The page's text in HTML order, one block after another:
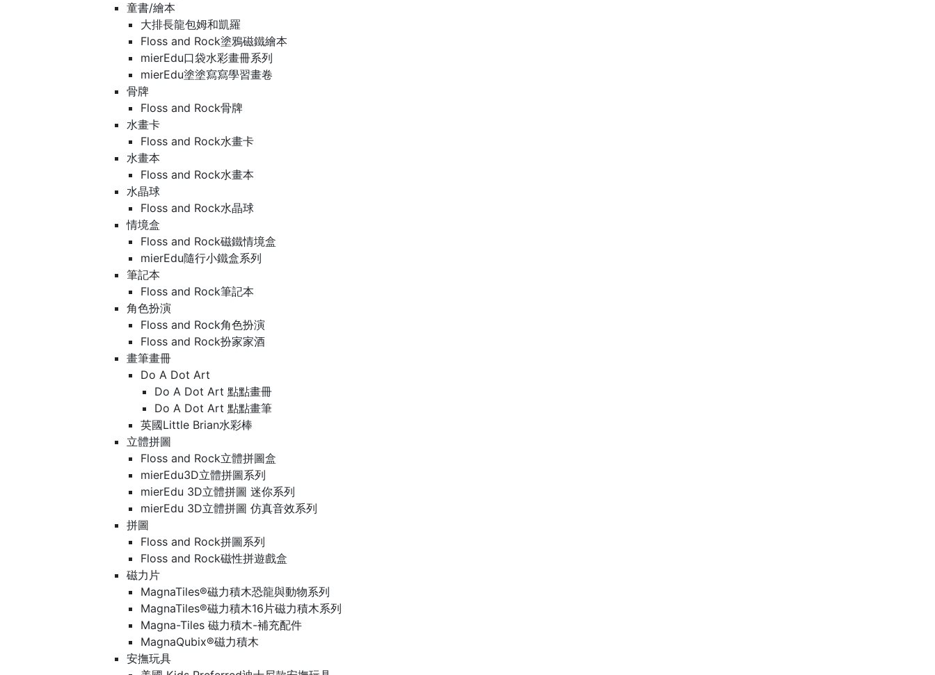
童書/繪本
大排長龍包姆和凱羅
Floss and Rock塗鴉磁鐵繪本
mierEdu口袋水彩畫冊系列
mierEdu塗塗寫寫學習畫卷
骨牌
Floss and Rock骨牌
水畫卡
Floss and Rock水畫卡
水畫本
Floss and Rock水畫本
水晶球
Floss and Rock水晶球
情境盒
Floss and Rock磁鐵情境盒
mierEdu隨行小鐵盒系列
筆記本
Floss and Rock筆記本
角色扮演
Floss and Rock角色扮演
Floss and Rock扮家家酒
畫筆畫冊
Do A Dot Art
Do A Dot Art 點點畫冊
Do A Dot Art 點點畫筆
英國Little Brian水彩棒
立體拼圖
Floss and Rock立體拼圖盒
mierEdu3D立體拼圖系列
mierEdu 3D立體拼圖 迷你系列
mierEdu 3D立體拼圖 仿真音效系列
拼圖
Floss and Rock拼圖系列
Floss and Rock磁性拼遊戲盒
磁力片
MagnaTiles®磁力積木恐龍與動物系列
MagnaTiles®磁力積木16片磁力積木系列
Magna-Tiles 磁力積木-補充配件
MagnaQubix®磁力積木
安撫玩具